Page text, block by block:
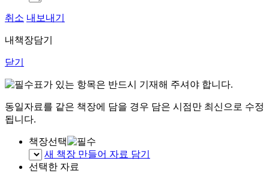
취소 내보내기
내책장담기
닫기
표가 있는 항목은 반드시 기재해 주셔야 합니다.
동일자료를 같은 책장에 담을 경우 담은 시점만 최신으로 수정
됩니다.
책장선택
새 책장 만들어 자료 담기
선택한 자료